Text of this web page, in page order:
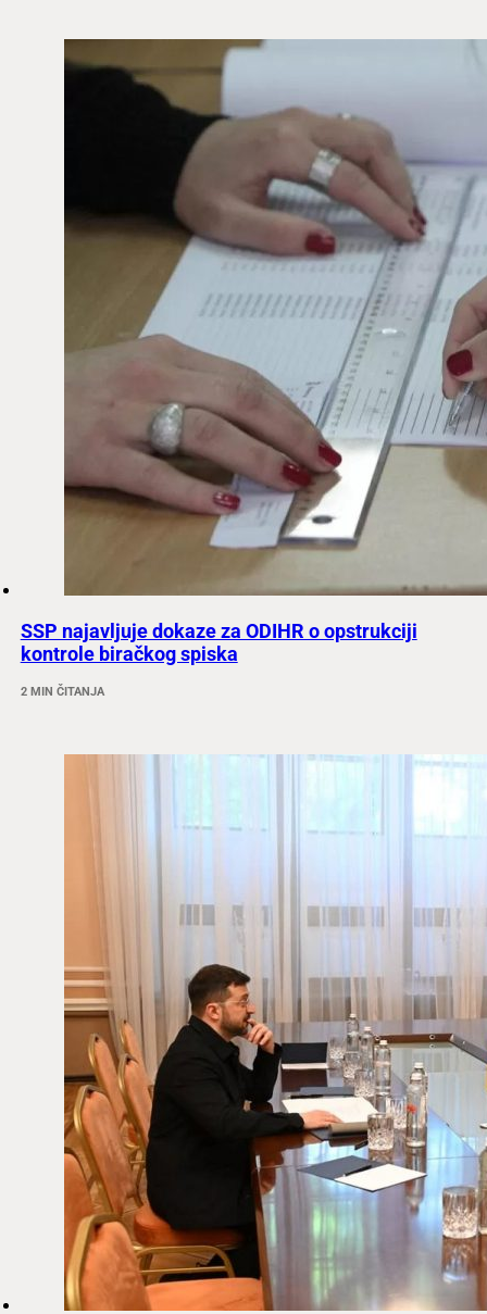
SSP najavljuje dokaze za ODIHR o opstrukciji
kontrole biračkog spiska
2 MIN ČITANJA